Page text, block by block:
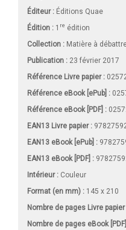
Éditeur : Éditions Quae
Édition : 1 re édition
Collection : Matière à
Publication : 23 février 2017
Référence Livre papier :
Référence eBook [ePub] :
Référence eBook [PDF] :
EAN13 Livre papier :
EAN13 eBook [ePub] :
EAN13 eBook [PDF] :
Intérieur : Couleur
Format (en mm) : 145 x 210
Nombre de pages Livre papier
Nombre de pages eBook [PDF]